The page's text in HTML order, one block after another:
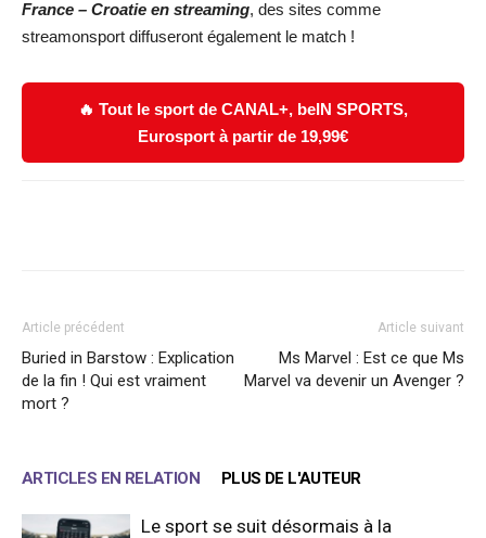
France – Croatie en streaming, des sites comme
streamonsport diffuseront également le match !
🔥 Tout le sport de CANAL+, beIN SPORTS,
Eurosport à partir de 19,99€
Article précédent
Buried in Barstow : Explication
de la fin ! Qui est vraiment
mort ?
Article suivant
Ms Marvel : Est ce que Ms
Marvel va devenir un Avenger ?
ARTICLES EN RELATION PLUS DE L'AUTEUR
Le sport se suit désormais à la